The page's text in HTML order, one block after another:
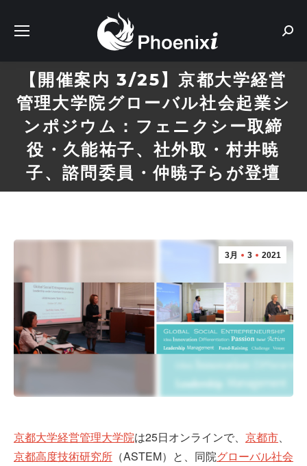
【開催案内 3/25】京都大学経営
管理大学院グローバル社会起業シ
ンポジウム：フェニクシー取締
役・久能祐子、社外取・村井暁
子、諮問委員・仲暁子らが登壇
3月 3 2021
京都大学経営管理大学院は25日オンラインで、 京都市
京都高度技術研究所 （ASTEM）と、同院グローバル社会